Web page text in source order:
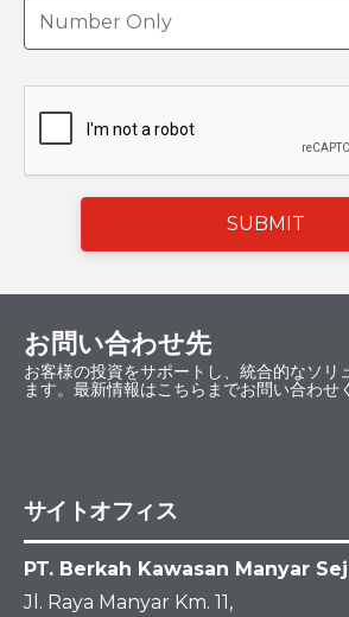
SUBMIT
お問い合わせ先
お客様の投資をサポートし、統合的なソリ
ます。最新情報はこちらまでお問い合わせ
サイトオフィス
PT. Berkah Kawasan Manyar
Jl. Raya Manyar Km. 11,